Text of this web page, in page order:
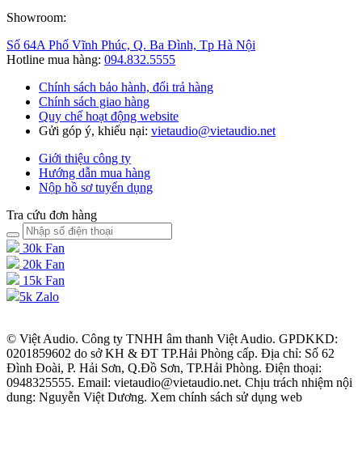
Showroom:
Số 64A Phố Vĩnh Phúc, Q. Ba Đình, Tp Hà Nội
Hotline mua hàng: 094.832.5555
Chính sách bảo hành, đổi trả hàng
Chính sách giao hàng
Quy chế hoạt động website
Gửi góp ý, khiếu nại: vietaudio@vietaudio.net
Giới thiệu công ty
Hướng dẫn mua hàng
Nộp hồ sơ tuyển dụng
Tra cứu đơn hàng
30k Fan
20k Fan
15k Fan
5k Zalo
© Việt Audio. Công ty TNHH âm thanh Việt Audio. GPDKKD:
0201859602 do sở KH & ĐT TP.Hải Phòng cấp. Địa chỉ: Số 62
Đình Đoài, P. Hải Sơn, Q.Đồ Sơn, TP.Hải Phòng. Điện thoại:
0948325555. Email: vietaudio@vietaudio.net. Chịu trách nhiệm nội
dung: Nguyễn Việt Dương. Xem chính sách sử dụng web